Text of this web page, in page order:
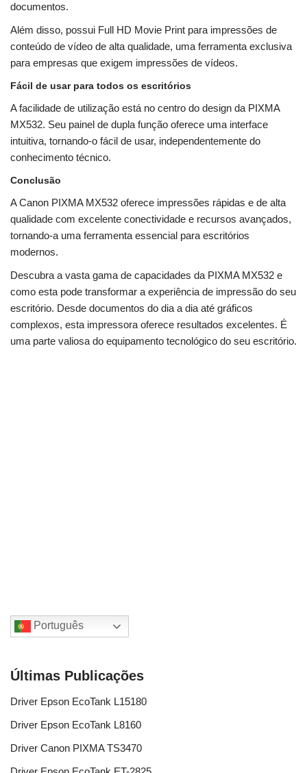
documentos.
Além disso, possui Full HD Movie Print para impressões de
conteúdo de vídeo de alta qualidade, uma ferramenta exclusiva
para empresas que exigem impressões de vídeos.
Fácil de usar para todos os escritórios
A facilidade de utilização está no centro do design da PIXMA
MX532. Seu painel de dupla função oferece uma interface
intuitiva, tornando-o fácil de usar, independentemente do
conhecimento técnico.
Conclusão
A Canon PIXMA MX532 oferece impressões rápidas e de alta
qualidade com excelente conectividade e recursos avançados,
tornando-a uma ferramenta essencial para escritórios
modernos.
Descubra a vasta gama de capacidades da PIXMA MX532 e
como esta pode transformar a experiência de impressão do seu
escritório. Desde documentos do dia a dia até gráficos
complexos, esta impressora oferece resultados excelentes. É
uma parte valiosa do equipamento tecnológico do seu escritório.
Português
Últimas Publicações
Driver Epson EcoTank L15180
Driver Epson EcoTank L8160
Driver Canon PIXMA TS3470